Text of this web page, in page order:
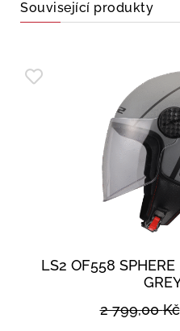
Související produkty
LS2 OF558
2 799,00Kč